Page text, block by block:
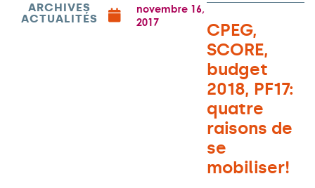
ARCHIVES
ACTUALITÉS
novembre 16,
2017
CPEG,
SCORE,
budget
2018, PF17:
quatre
raisons de
se
mobiliser!